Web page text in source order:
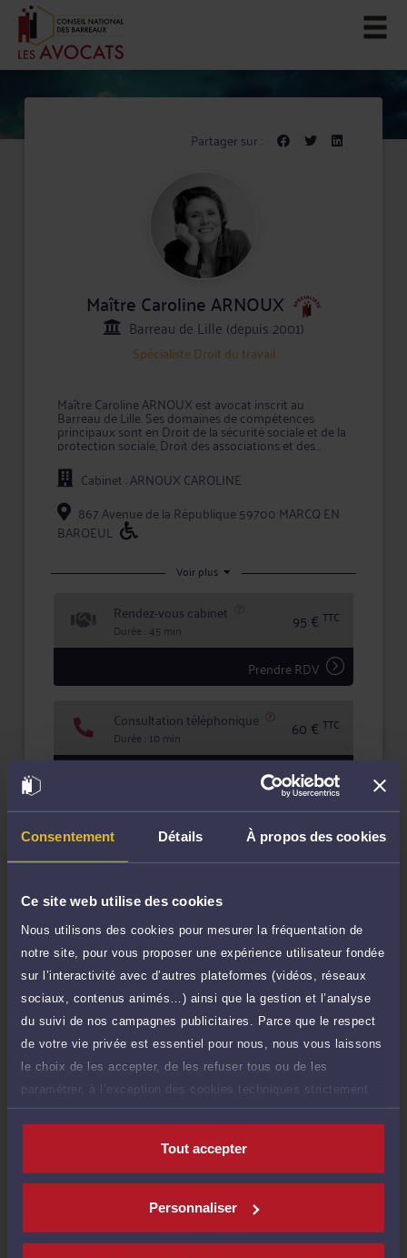
Consentement Détails À propos des cookies
Ce site web utilise des cookies
Nous utilisons des cookies pour mesurer la fréquentation de
notre site, pour vous proposer une expérience utilisateur fondée
sur l’interactivité avec d’autres plateformes (vidéos, réseaux
sociaux, contenus animés…) ainsi que la gestion et l’analyse
du suivi de nos campagnes publicitaires. Parce que le respect
de votre vie privée est essentiel pour nous, nous vous laissons
le choix de les accepter, de les refuser tous ou de les
paramétrer, à l’exception des cookies techniques strictement
nécessaires au fonctionnement du site.
Tout accepter
Personnaliser
Partager sur :
Maître Caroline ARNOUX
Barreau de Lille (depuis 2001)
SpécialisteDroit du travail
Maître Caroline ARNOUX est avocat inscrit au
Barreau de Lille. Ses domaines de compétences
principaux sont en Droit de la sécurité sociale et de la
protection sociale, Droit des associations et des
fondations et Droit du travail et social.
Maître ARNOUX apporte à ses clients la compétence
et la réactivité indispensables à leur information et à
la défense de leurs intérêts, tant en conseil que lors
d'une procédure judiciaire.
intérêts à Me ARNOUX, vous bénéficiez d'une écoute
active, de compétences certifiées, et d'une totale
Cabinet : ARNOUX CAROLINE
867 Avenue de la République 59700 MARCQ EN
BAROEUL
Voir plus
Rendez-vous cabinet
Durée : 45 min 95 € TTC
Prendre RDV
Consultation téléphonique
Durée : 10 min 60 € TTC
Demander un rappel
Question simple
Réponse concise à votre question (moins
de 1.000 caractères)
95 €
Poser une question
Consultation écrite
Etude de votre dossier + possibilité
d'ajout d'une pièce jointe
240 €
TTC
Consulter par écrit
Compétences
Droit du travail
Droit des associations et des fondations